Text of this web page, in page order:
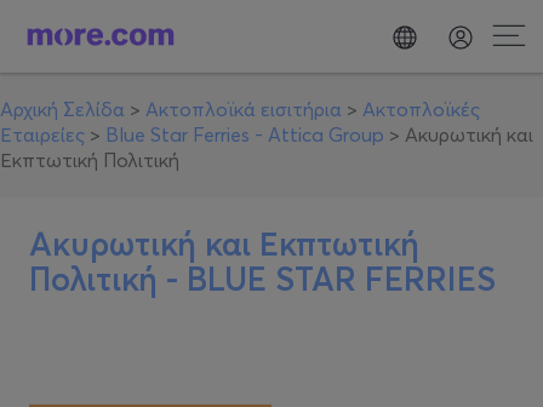
Αρχική Σελίδα > Ακτοπλοϊκά εισιτήρια > Ακτοπλοϊκές
Εταιρείες > Blue Star Ferries - Attica Group > Ακυρωτική και
Εκπτωτική Πολιτική
Ακυρωτική και Εκπτωτική
Πολιτική - BLUE STAR FERRIES